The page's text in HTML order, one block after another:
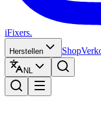
iFixers.
Herstellen Shop
NL